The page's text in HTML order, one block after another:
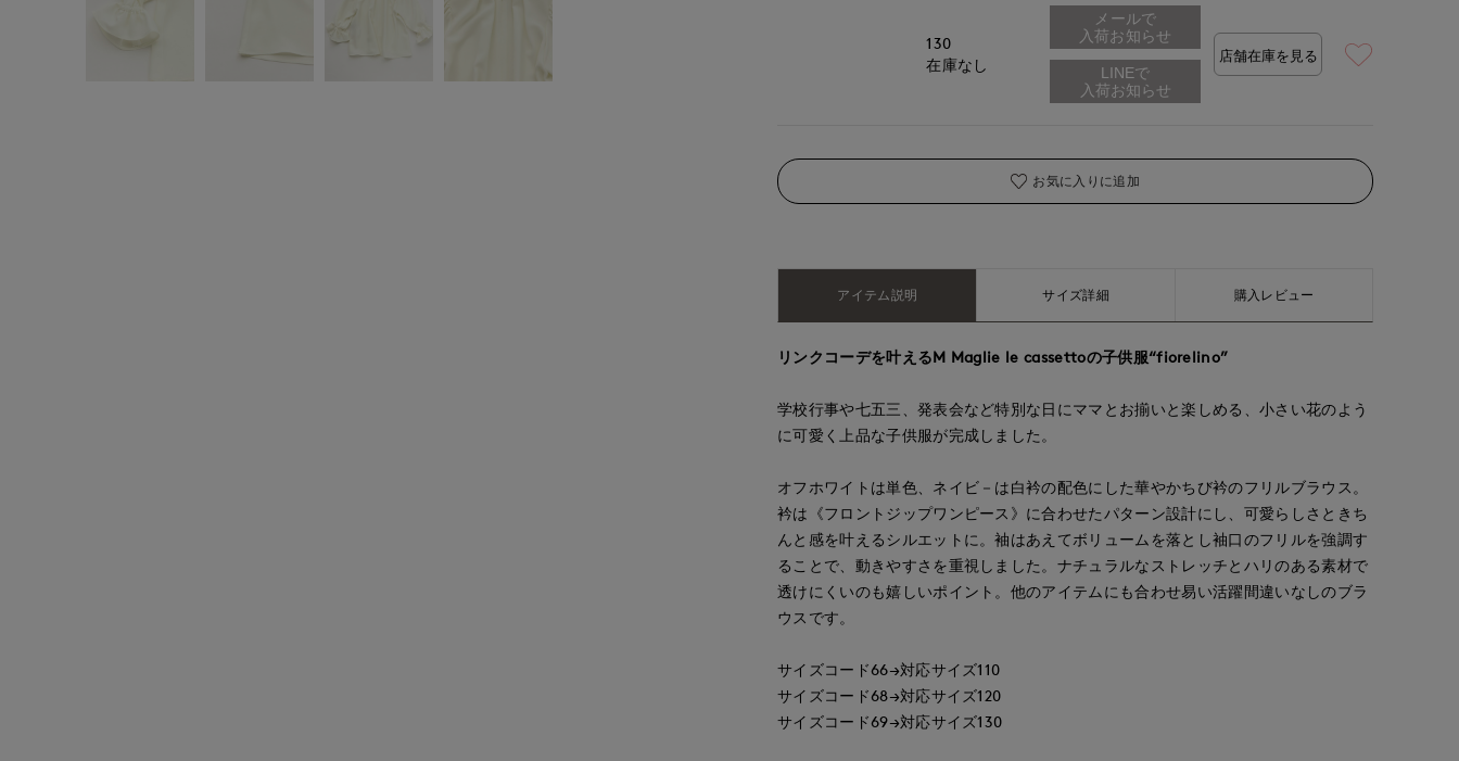
130
在庫なし
メールで
入荷お知らせ
店舗在庫を見る
お気に入りに追加
アイテム説明 サイズ詳細 購入レビュー
リンクコーデを叶えるM Maglie le cassettoの子供服“fiorelino”
学校行事や七五三、発表会など特別な日にママとお揃いと楽しめる、小さい花のよう
に可愛く上品な子供服が完成しました。
オフホワイトは単色、ネイビ－は白衿の配色にした華やかちび衿のフリルブラウス。
衿は《フロントジップワンピース》に合わせたパターン設計にし、可愛らしさときち
んと感を叶えるシルエットに。袖はあえてボリュームを落とし袖口のフリルを強調す
ることで、動きやすさを重視しました。ナチュラルなストレッチとハリのある素材で
透けにくいのも嬉しいポイント。他のアイテムにも合わせ易い活躍間違いなしのブラ
ウスです。
サイズコード66→対応サイズ110
サイズコード68→対応サイズ120
サイズコード69→対応サイズ130